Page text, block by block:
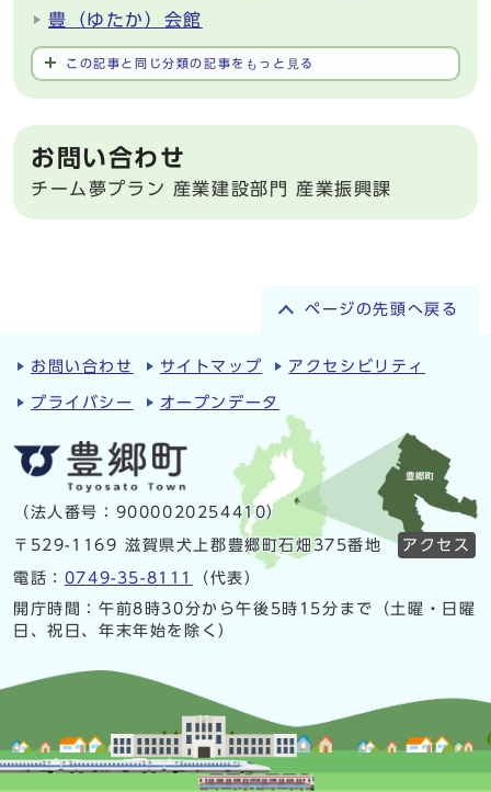
豊（ゆたか）会館
この記事と同じ分類の記事をもっと見る
お問い合わせ
チーム夢プラン 産業建設部門 産業振興課
ページの先頭へ戻る
お問い合わせ サイトマップ アクセシビリティ
プライバシー オープンデータ
（法人番号：9000020254410）
〒529-1169 滋賀県犬上郡豊郷町石畑375番地 アクセス
電話： 0749-35-8111
（代表）
開庁時間：午前8時30分から午後5時15分まで（土曜・日曜
日、祝日、年末年始を除く）